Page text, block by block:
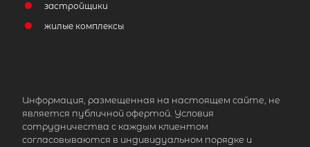
застройщики
жилые комплексы
Информация, размещенная на настоящем сайте, не
является публичной офертой. Условия
сотрудничества с каждым клиентом
согласовываются в индивидуальном порядке и